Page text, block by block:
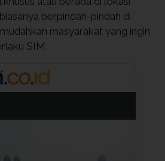
berpindah-pindah di
masyarakat yang ingin
SIM